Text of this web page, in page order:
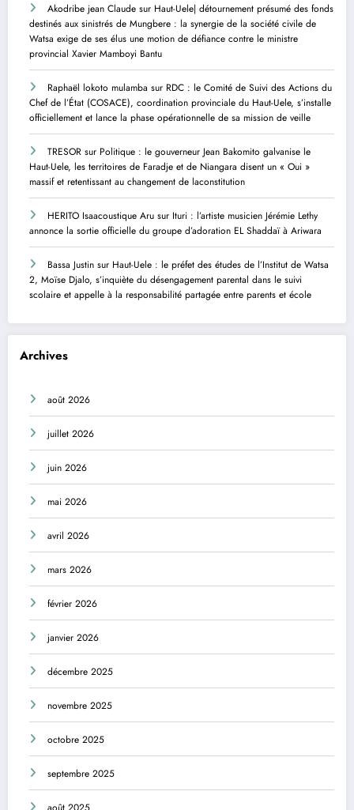
Akodribe jean Claude sur Haut-Uele| détournement présumé des fonds
destinés aux sinistrés de Mungbere : la synergie de la société civile de
Watsa exige de ses élus une motion de défiance contre le ministre
provincial Xavier Mamboyi Bantu
Raphaël lokoto mulamba sur RDC : le Comité de Suivi des Actions du
Chef de l’État (COSACE), coordination provinciale du Haut-Uele, s’installe
officiellement et lance la phase opérationnelle de sa mission de veille
TRESOR sur Politique : le gouverneur Jean Bakomito galvanise le
Haut-Uele, les territoires de Faradje et de Niangara disent un « Oui »
massif et retentissant au changement de laconstitution
HERITO Isaacoustique Aru sur Ituri : l’artiste musicien Jérémie Lethy
annonce la sortie officielle du groupe d’adoration EL Shaddaï à Ariwara
Bassa Justin sur Haut-Uele : le préfet des études de l’Institut de Watsa
2, Moïse Djalo, s’inquiète du désengagement parental dans le suivi
scolaire et appelle à la responsabilité partagée entre parents et école
Archives
août 2026
juillet 2026
juin 2026
mai 2026
avril 2026
mars 2026
février 2026
janvier 2026
décembre 2025
novembre 2025
octobre 2025
septembre 2025